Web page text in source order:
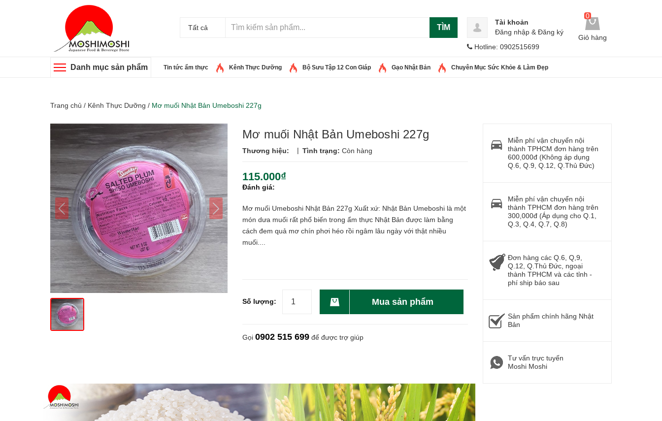
Tất cả TÌM
0
Giỏ hàng
Tài khoản
Đăng nhập & Đăng ký
Hotline: 0902515699
Danh mục sản phẩm Tin tức ẩm thực Kênh Thực Dưỡng Bộ Sưu Tập 12 Con Giáp Gạo Nhật Bản Chuyên Mục Sức Khỏe & Làm Đẹp
Trang chủ / Kênh Thực Dưỡng / Mơ muối Nhật Bản Umeboshi 227g
Mơ muối Nhật Bản Umeboshi 227g
Thương hiệu: | Tình trạng: Còn hàng
115.000₫
Đánh giá:
Mơ muối Umeboshi Nhật Bản 227g Xuất xứ: Nhật Bản Umeboshi là một
món dưa muối rất phổ biến trong ẩm thực Nhật Bản được làm bằng
cách đem quả mơ chín phơi héo rồi ngâm lâu ngày với thật nhiều
muối....
Số lượng: Mua sản phẩm
Gọi 0902 515 699 để được trợ giúp
Miễn phí vận chuyển nội
thành TPHCM đơn hàng trên
600,000đ (Không áp dụng
Q.6, Q.9, Q.12, Q.Thủ Đức)
Miễn phí vận chuyển nội
thành TPHCM đơn hàng trên
300,000đ (Áp dụng cho Q.1,
Q.3, Q.4, Q.7, Q.8)
Đơn hàng các Q.6, Q,9,
Q.12, Q.Thủ Đức, ngoại
thành TPHCM và các tỉnh -
phí ship báo sau
Sản phẩm chính hãng Nhật
Bản
Tư vấn trực tuyến
Moshi Moshi